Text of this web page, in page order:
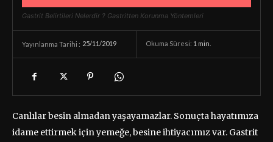
Gastrit Belirtileri Nelerdir ? Gastritten Korunma Yöntemleri
Yayınlanma Tarihi : 25/11/2019 Okuma Süresi: 1 min.
Canlılar besin almadan yaşayamazlar. Sonuçta hayatımıza
idame ettirmek için yemeğe, besine ihtiyacımız var. Gastrit